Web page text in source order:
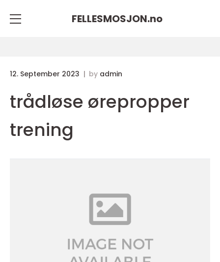
FELLESMOSJON.no
12. September 2023 by admin
trådløse ørepropper
trening